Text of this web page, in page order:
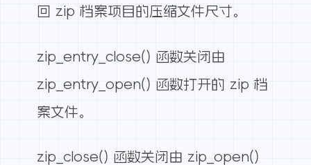
回 zip 档案项目的压缩文件尺寸。
zip_entry_close() 函数关闭由
zip_entry_open() 函数打开的 zip 档
案文件。
zip_close() 函数关闭由 zip_open()